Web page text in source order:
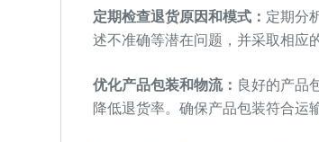
定期检查退货原因和模式： 定期分
述不准确等潜在问题，并采取相应
优化产品包装和物流： 良好的产品
降低退货率。确保产品包装符合运